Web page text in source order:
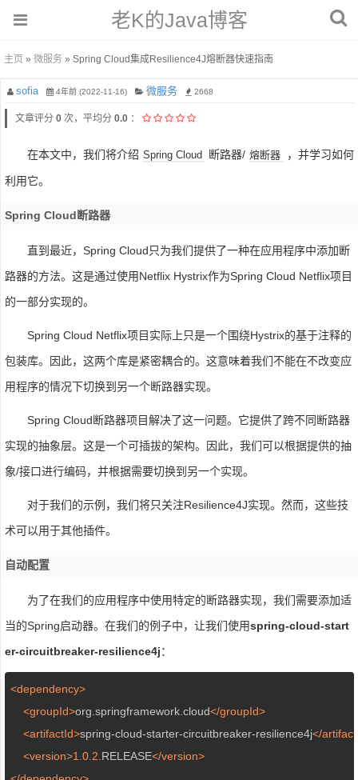
老K的Java博客
主页 » 微服务 » Spring Cloud集成Resilience4J熔断器快速指南
sofia 4年前 (2022-11-16) 微服务 2668
文章评分 0 次，平均分 0.0 ：
在本文中，我们将介绍 Spring Cloud 断路器/ 熔断器 ，并学习如何
利用它。
Spring Cloud断路器
直到最近，Spring Cloud只为我们提供了一种在应用程序中添加断
路器的方法。这是通过使用Netflix Hystrix作为Spring Cloud Netflix项目
的一部分实现的。
Spring Cloud Netflix项目实际上只是一个围绕Hystrix的基于注释的
包装库。因此，这两个库是紧密耦合的。这意味着我们不能在不改变应
用程序的情况下切换到另一个断路器实现。
Spring Cloud断路器项目解决了这一问题。它提供了跨不同断路器
实现的抽象层。这是一个可插拔的架构。因此，我们可以根据提供的抽
象/接口进行编码，并根据需要切换到另一个实现。
对于我们的示例，我们将只关注Resilience4J实现。然而，这些技
术可以用于其他插件。
自动配置
为了在我们的应用程序中使用特定的断路器实现，我们需要添加适
当的Spring启动器。在我们的例子中，让我们使用spring-cloud-start
er-circuitbreaker-resilience4j：
<dependency>
<groupId>org.springframework.cloud</groupId>
<artifactId>spring-cloud-starter-circuitbreaker-resilience4j</
<version>1.0 .2 .RELEASE</version>